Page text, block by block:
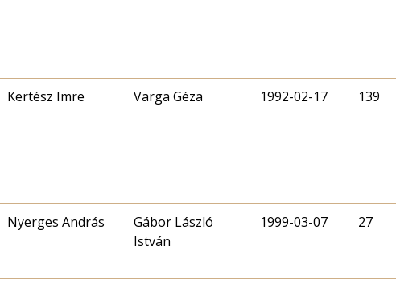
Kertész Imre Varga Géza 1992-02-17 139
Nyerges András
Gábor László
István
1999-03-07 27